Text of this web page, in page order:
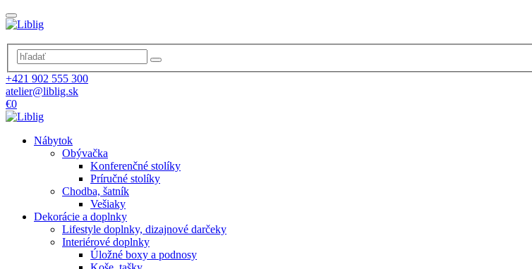
+421 902 555 300
atelier@liblig.sk
€0
Nábytok
Obývačka
Konferenčné stolíky
Príručné stolíky
Chodba, šatník
Vešiaky
Dekorácie a doplnky
Lifestyle doplnky, dizajnové darčeky
Interiérové doplnky
Úložné boxy a podnosy